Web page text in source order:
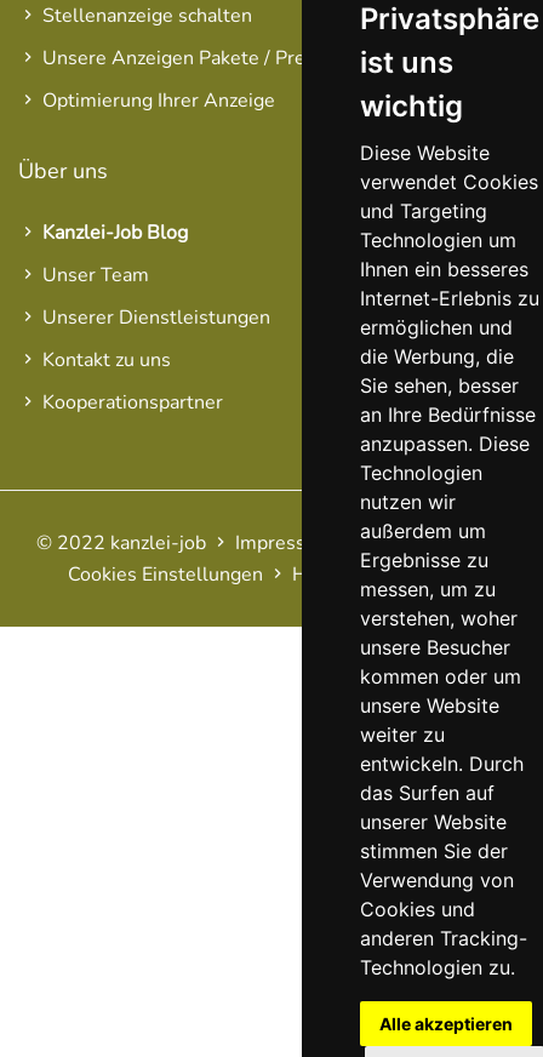
Privatsphäre
ist uns
wichtig
Diese Website
verwendet Cookies
und Targeting
Technologien um
Ihnen ein besseres
Internet-Erlebnis zu
ermöglichen und
die Werbung, die
Sie sehen, besser
an Ihre Bedürfnisse
anzupassen. Diese
Technologien
nutzen wir
außerdem um
Ergebnisse zu
messen, um zu
verstehen, woher
unsere Besucher
kommen oder um
unsere Website
weiter zu
entwickeln. Durch
das Surfen auf
unserer Website
stimmen Sie der
Verwendung von
Cookies und
anderen Tracking-
Technologien zu.
Alle akzeptieren
Stellenanzeige schalten
Unsere Anzeigen Pakete / Preise
Optimierung Ihrer Anzeige
Über uns
Kanzlei-Job Blog
Unser Team
Unserer Dienstleistungen
Kontakt zu uns
Kooperationspartner
© 2022 kanzlei-job Impressum AGB
Datenschutz
Cookies Einstellungen
Haftungsausschluss